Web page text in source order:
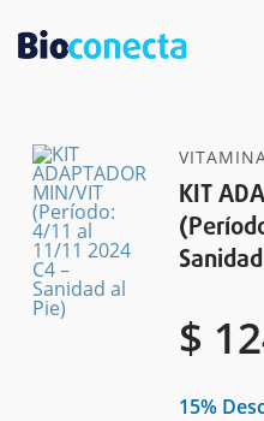
content
15%
KIT
$